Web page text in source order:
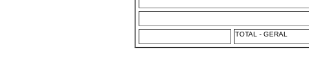
TOTAL - GERAL